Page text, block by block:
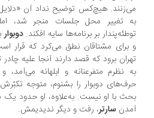
هیچ‌کس توضیح نداد آن «دلایل
تغییر محل جلسات منجر شد، اما
بر برنامه‌ها سایه افکند. دوبوار با
برای مشتاقان نطق می‌کرد که قرار است
برود که قصد دارند آنجا علیه چادر
نظرم متفرعنانه و ابلهانه می‌آمد، و با
دوبوار را بشنوم، متوجه تکبّرش
با او نیست. به‌علاوه، او حدود یک
سارتر، رفت و دیگر ندیدیمش.